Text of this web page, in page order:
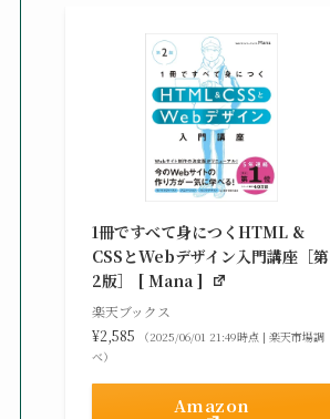
1冊ですべて身につくHTML &
CSSとWebデザイン入門講座［第
2版］ [ Mana ]
楽天ブックス
¥2,585
（2025/06/01 21:49時点 | 楽天市場調
べ）
Amazon